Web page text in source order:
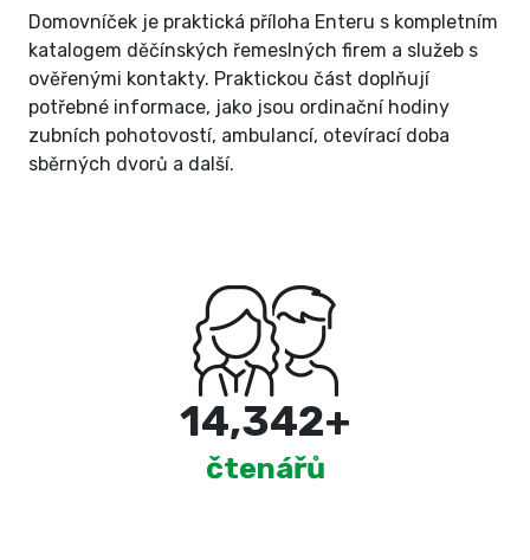
Domovníček je praktická příloha Enteru s kompletním
katalogem děčínských řemeslných firem a služeb s
ověřenými kontakty. Praktickou část doplňují
potřebné informace, jako jsou ordinační hodiny
zubních pohotovostí, ambulancí, otevírací doba
sběrných dvorů a další.
15,000+
čtenářů